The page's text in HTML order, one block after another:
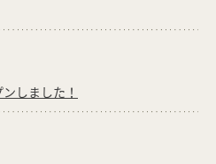
しました！